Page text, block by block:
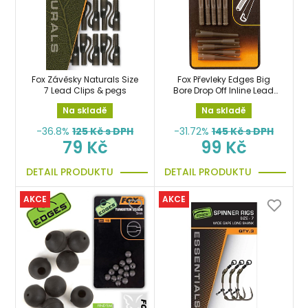
Fox Závěsky Naturals Size
7 Lead Clips & pegs
Na skladě
-36.8% 125Kč s DPH
79 Kč
DETAIL PRODUKTU
Fox Převleky Edges Big
Bore Drop Off Inline Lead
Kit bezpečnostní klip
Na skladě
-31.72% 145Kč s DPH
99 Kč
DETAIL PRODUKTU
AKCE AKCE